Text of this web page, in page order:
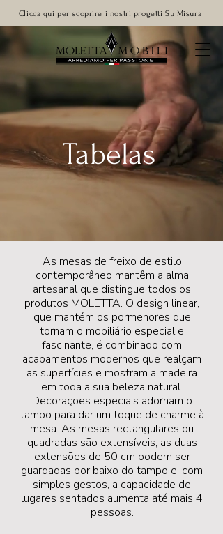
Clicca qui per scoprire i nostri progetti Su Misura
Tabelas
As mesas de freixo de estilo
contemporâneo mantêm a alma
artesanal que distingue todos os
produtos MOLETTA. O design linear,
que mantém os pormenores que
tornam o mobiliário especial e
fascinante, é combinado com
acabamentos modernos que realçam
as superfícies e mostram a madeira
em toda a sua beleza natural.
Decorações especiais adornam o
tampo para dar um toque de charme à
mesa. As mesas rectangulares ou
quadradas são extensíveis, as duas
extensões de 50 cm podem ser
guardadas por baixo do tampo e, com
simples gestos, a capacidade de
lugares sentados aumenta até mais 4
pessoas.